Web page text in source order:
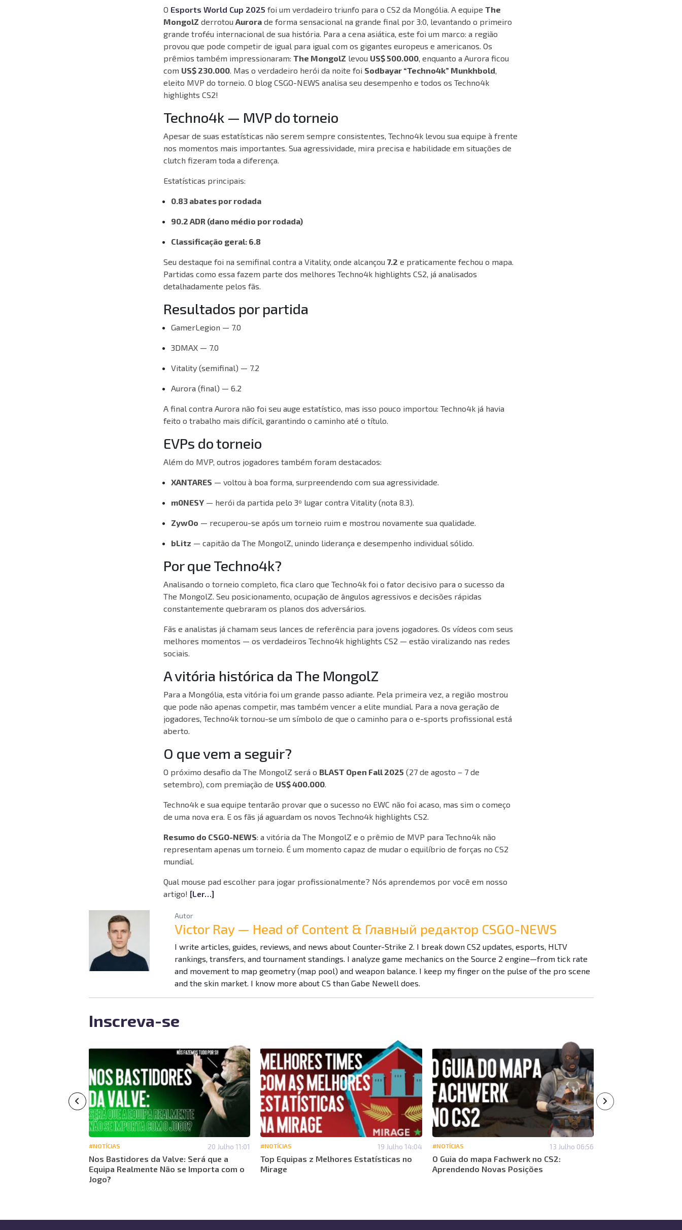
O Esports World Cup 2025 foi um verdadeiro triunfo para o CS2 da Mongólia. A equipe The
MongolZ derrotou Aurora de forma sensacional na grande final por 3:0, levantando o primeiro
grande troféu internacional de sua história. Para a cena asiática, este foi um marco: a região
provou que pode competir de igual para igual com os gigantes europeus e americanos. Os
prêmios também impressionaram: The MongolZ levou US$ 500.000 , enquanto a Aurora ficou
com US$ 230.000 . Mas o verdadeiro herói da noite foi Sodbayar “Techno4k” Munkhbold
eleito MVP do torneio. O blog CSGO-NEWS analisa seu desempenho e todos os Techno4k
highlights CS2!
Techno4k — MVP do torneio
Apesar de suas estatísticas não serem sempre consistentes, Techno4k levou sua equipe à frente
nos momentos mais importantes. Sua agressividade, mira precisa e habilidade em situações de
clutch fizeram toda a diferença.
Estatísticas principais:
0.83 abates por rodada
90.2 ADR (dano médio por rodada)
Classificação geral: 6.8
Seu destaque foi na semifinal contra a Vitality, onde alcançou 7.2 e praticamente fechou o mapa.
Partidas como essa fazem parte dos melhores Techno4k highlights CS2, já analisados
detalhadamente pelos fãs.
Resultados por partida
GamerLegion — 7.0
3DMAX — 7.0
Vitality (semifinal) — 7.2
Aurora (final) — 6.2
A final contra Aurora não foi seu auge estatístico, mas isso pouco importou: Techno4k já havia
feito o trabalho mais difícil, garantindo o caminho até o título.
EVPs do torneio
Além do MVP, outros jogadores também foram destacados:
XANTARES — voltou à boa forma, surpreendendo com sua agressividade.
m0NESY — herói da partida pelo 3º lugar contra Vitality (nota 8.3).
ZywOo — recuperou-se após um torneio ruim e mostrou novamente sua qualidade.
bLitz — capitão da The MongolZ, unindo liderança e desempenho individual sólido.
Por que Techno4k?
Analisando o torneio completo, fica claro que Techno4k foi o fator decisivo para o sucesso da
The MongolZ. Seu posicionamento, ocupação de ângulos agressivos e decisões rápidas
constantemente quebraram os planos dos adversários.
Fãs e analistas já chamam seus lances de referência para jovens jogadores. Os vídeos com seus
melhores momentos — os verdadeiros Techno4k highlights CS2 — estão viralizando nas redes
sociais.
A vitória histórica da The MongolZ
Para a Mongólia, esta vitória foi um grande passo adiante. Pela primeira vez, a região mostrou
que pode não apenas competir, mas também vencer a elite mundial. Para a nova geração de
jogadores, Techno4k tornou-se um símbolo de que o caminho para o e-sports profissional está
aberto.
O que vem a seguir?
O próximo desafio da The MongolZ será o BLAST Open Fall 2025 (27 de agosto – 7 de
setembro), com premiação de US$ 400.000
Techno4k e sua equipe tentarão provar que o sucesso no EWC não foi acaso, mas sim o começo
de uma nova era. E os fãs já aguardam os novos Techno4k highlights CS2.
Resumo do CSGO-NEWS: a vitória da The MongolZ e o prêmio de MVP para Techno4k não
representam apenas um torneio. É um momento capaz de mudar o equilíbrio de forças no CS2
mundial.
Qual mouse pad escolher para jogar profissionalmente? Nós aprendemos por você em nosso
artigo! [Ler…]
Autor
Victor Ray — Head of Content & Главный редактор CSGO-NEWS
I write articles, guides, reviews, and news about Counter-Strike 2. I break down CS2 updates, esports, HLTV
rankings, transfers, and tournament standings. I analyze game mechanics on the Source 2 engine—from tick rate
and movement to map geometry (map pool) and weapon balance. I keep my finger on the pulse of the pro scene
and the skin market. I know more about CS than Gabe Newell does.
Inscreva-se
#NOTÍCIAS 20 Julho 11:01
Nos Bastidores da Valve: Será que a
Equipa Realmente Não se Importa com o
Jogo?
#NOTÍCIAS 19 Julho 14:04
Top Equipas z Melhores Estatísticas no
Mirage
#NOTÍCIAS 13 Julho 06:56
O Guia do mapa Fachwerk no CS2:
Aprendendo Novas Posições